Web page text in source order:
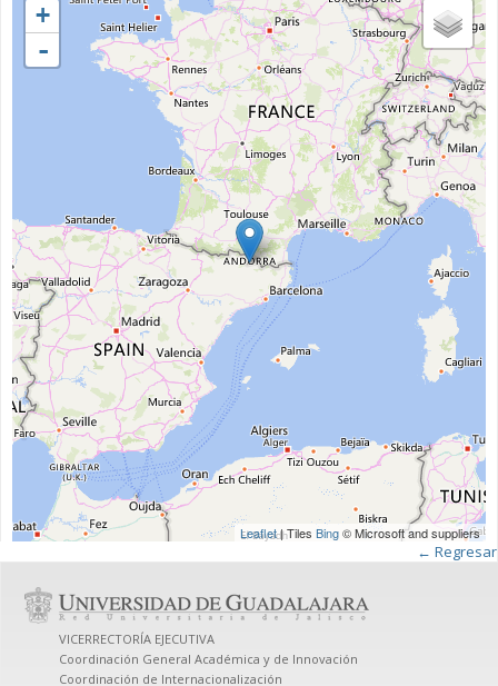
+
-
Leaflet| Tiles Bing© Microsoft and suppliers
← Regresar
VICERRECTORÍA EJECUTIVA
Coordinación General Académica y de Innovación
Coordinación de Internacionalización